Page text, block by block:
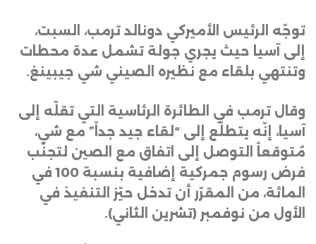
توجّه الرئيس الأميركي دونالد ترمب، السبت،
إلى آسيا حيث يجري جولة تشمل عدة محطات
وتنتهي بلقاء مع نظيره الصيني شي جيبينغ.
وقال ترمب في الطائرة الرئاسية التي تقلّه إلى
آسيا، إنّه يتطلّع إلى “لقاء جيد جداً” مع شي،
مُتوقعاً التوصل إلى اتفاق مع الصين لتجنّب
فرض رسوم جمركية إضافية بنسبة 100 في
المائة، من المقرّر أن تدخل حيّز التنفيذ في
الأول من نوفمبر (تشرين الثاني).